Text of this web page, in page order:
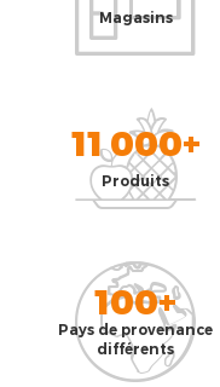
Magasins
11 000+
Produits
100+
Pays de provenance
différents